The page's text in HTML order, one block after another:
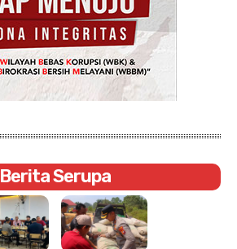
Berita Serupa